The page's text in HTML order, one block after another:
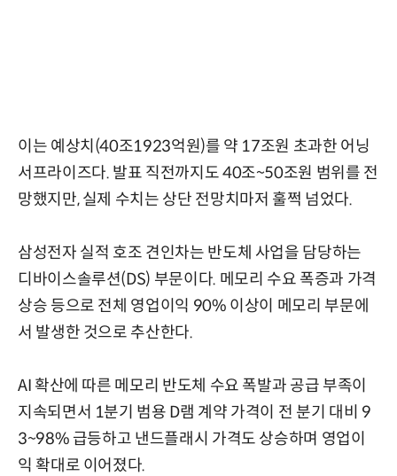
이는 예상치(40조1923억원)를 약 17조원 초과한 어닝
서프라이즈다. 발표 직전까지도 40조~50조원 범위를 전
망했지만, 실제 수치는 상단 전망치마저 훌쩍 넘었다.
삼성전자 실적 호조 견인차는 반도체 사업을 담당하는
디바이스솔루션(DS) 부문이다. 메모리 수요 폭증과 가격
상승 등으로 전체 영업이익 90% 이상이 메모리 부문에
서 발생한 것으로 추산한다.
AI 확산에 따른 메모리 반도체 수요 폭발과 공급 부족이
지속되면서 1분기 범용 D램 계약 가격이 전 분기 대비 9
3~98% 급등하고 낸드플래시 가격도 상승하며 영업이
익 확대로 이어졌다.